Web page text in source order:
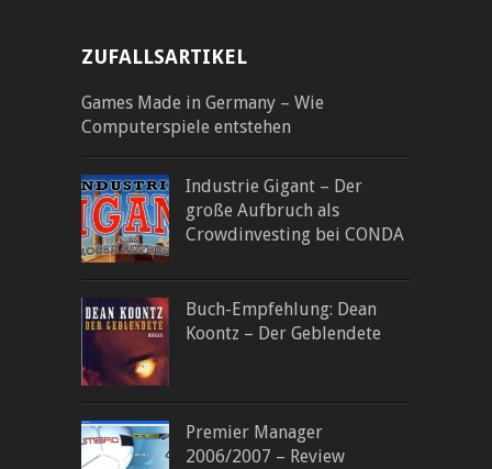
ZUFALLSARTIKEL
Games Made in Germany – Wie
Computerspiele entstehen
Industrie Gigant – Der
große Aufbruch als
Crowdinvesting bei CONDA
Buch-Empfehlung: Dean
Koontz – Der Geblendete
Premier Manager
2006/2007 – Review